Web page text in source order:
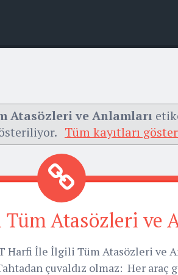
Atasözleri ve Anlamları
Tüm kayıtları göster
Atasözleri ve
Harfi İle İlgili Tüm Atasözleri ve
çuvaldız olmaz: Her araç